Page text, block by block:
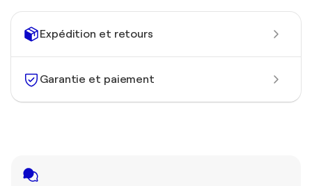
Expédition et retours
Garantie et paiement